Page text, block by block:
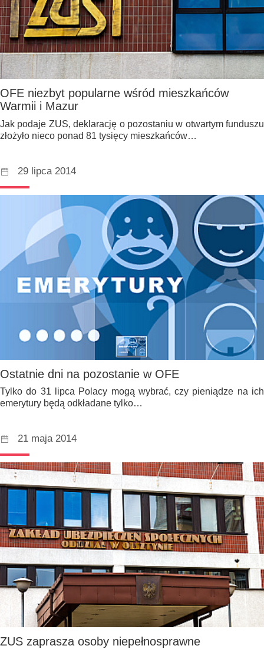
OFE niezbyt popularne wśród mieszkańców
Warmii i Mazur
Jak podaje ZUS, deklarację o pozostaniu w otwartym funduszu
złożyło nieco ponad 81 tysięcy mieszkańców…
29 lipca 2014
Ostatnie dni na pozostanie w OFE
Tylko do 31 lipca Polacy mogą wybrać, czy pieniądze na ich
emerytury będą odkładane tylko…
21 maja 2014
ZUS zaprasza osoby niepełnosprawne